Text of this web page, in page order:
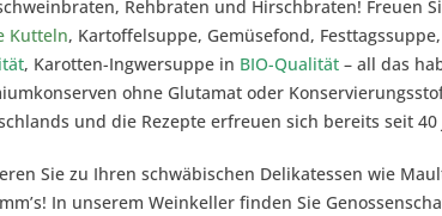
Rehbraten und Hirschbraten! Freuen
Kutteln, Kartoffelsuppe, Gemüsefond,
, Karotten-Ingwersuppe in BIO-Qualität – all das
ohne Glutamat oder
und die Rezepte erfreuen sich bereits seit
Sie zu Ihren schwäbischen Delikatessen wie
In unserem Weinkeller finden Sie